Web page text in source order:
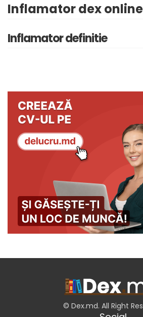
Inflamator dex
Inflamator definitie
© Dex.md. All Right